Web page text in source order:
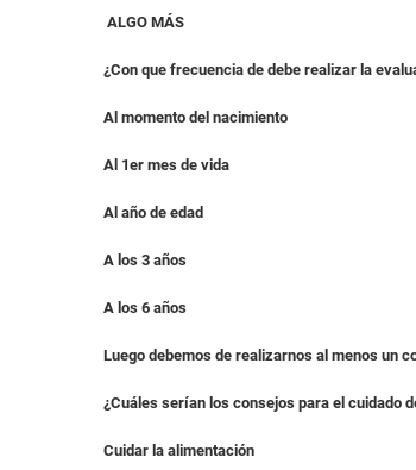
ALGO MÁS
¿Con que frecuencia de debe realizar la
Al momento del nacimiento
Al 1er mes de vida
Al año de edad
A los 3 años
A los 6 años
Luego debemos de realizarnos al menos un
¿Cuáles serían los consejos para el cuidado
Cuidar la alimentación